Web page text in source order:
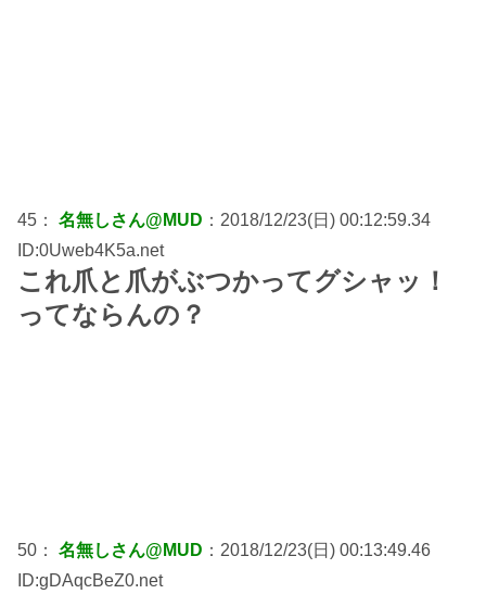
45： 名無しさん@MUD ：2018/12/23(日) 00:12:59.34
ID:0Uweb4K5a.net
これ爪と爪がぶつかってグシャッ！
ってならんの？
50： 名無しさん@MUD ：2018/12/23(日) 00:13:49.46
ID:gDAqcBeZ0.net